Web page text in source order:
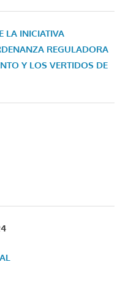
LA INICIATIVA
REGULADORA
Y LOS VERTIDOS DE